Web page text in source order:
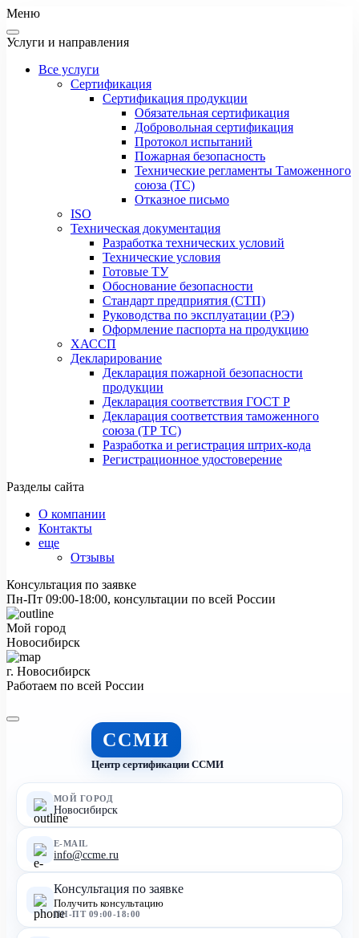
Меню
Услуги и направления
Все услуги
Сертификация
Сертификация продукции
Обязательная сертификация
Добровольная сертификация
Протокол испытаний
Пожарная безопасность
Технические регламенты Таможенного
союза (ТС)
Отказное письмо
ISO
Техническая документация
Разработка технических условий
Технические условия
Готовые ТУ
Обоснование безопасности
Стандарт предприятия (СТП)
Руководства по эксплуатации (РЭ)
Оформление паспорта на продукцию
ХАССП
Декларирование
Декларация пожарной безопасности
продукции
Декларация соответствия ГОСТ Р
Декларация соответствия таможенного
союза (ТР ТС)
Разработка и регистрация штрих-кода
Регистрационное удостоверение
Разделы сайта
О компании
Контакты
еще
Отзывы
Консультация по заявке
Пн-Пт 09:00-18:00, консультации по всей России
Мой город
Новосибирск
г. Новосибирск
Работаем по всей России
ССМИ
Центр сертификации ССМИ
МОЙ ГОРОД
Новосибирск
E-MAIL
info@ccme.ru
Консультация по заявке
Получить консультацию
ПН-ПТ 09:00-18:00